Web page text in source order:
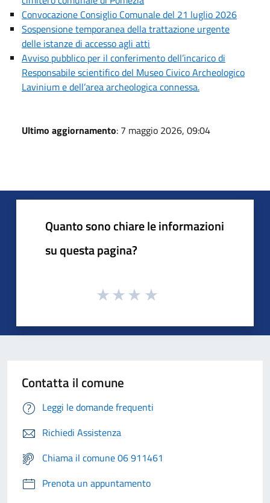
Convocazione Consiglio Comunale del 21 luglio 2026
Sospensione temporanea della trattazione urgente
delle istanze di accesso agli atti
Avviso pubblico per il conferimento dell’incarico di
Responsabile scientifico del Museo Civico Archeologico
Lavinium e dell’area archeologica connessa.
Ultimo aggiornamento: 7 maggio 2026, 09:04
Quanto sono chiare le informazioni
su questa pagina?
Contatta il comune
Leggi le domande frequenti
Richiedi Assistenza
Chiama il comune 06 911461
Prenota un appuntamento